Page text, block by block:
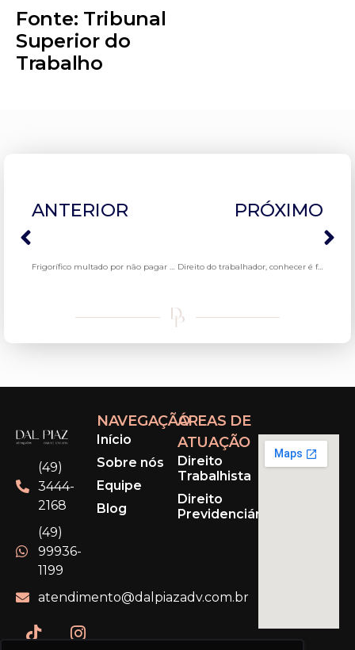
Fonte: Tribunal
Superior do
Trabalho
ANTERIOR
Frigorífico multado por não pagar e não conceder intervalo térmico
PRÓXIMO
Direito do trabalhador, conhecer é fundamental
(49)
3444-
2168
(49)
99936-
1199
atendimento@dalpiazadv.com.br
NAVEGAÇÃO
Início
Sobre nós
Equipe
Blog
ÁREAS DE
ATUAÇÃO
Direito
Trabalhista
Direito
Previdenciário